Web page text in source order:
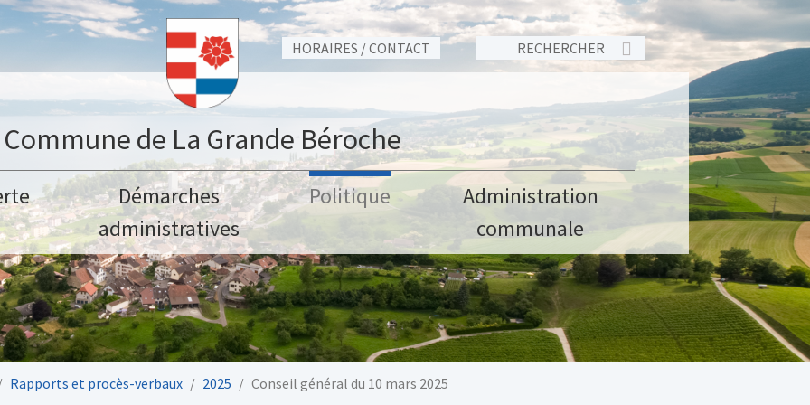
HORAIRES / CONTACT
Commune de La Grande Béroche
Démarches
administratives
Politique
Administration
communale
Rapports et procès-verbaux 2025 Conseil général du 10 mars 2025